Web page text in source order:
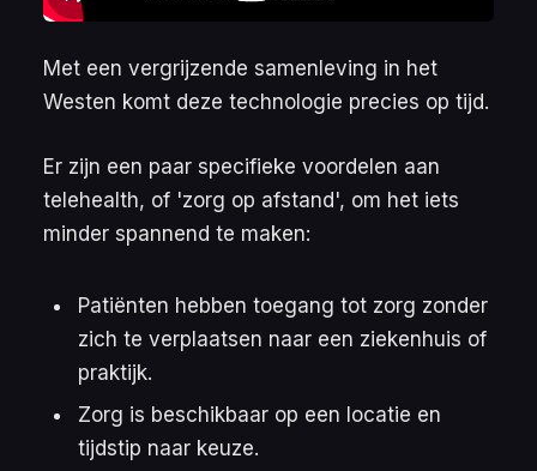
Met een vergrijzende samenleving in het
Westen komt deze technologie precies op tijd.
Er zijn een paar specifieke voordelen aan
telehealth, of 'zorg op afstand', om het iets
minder spannend te maken:
Patiënten hebben toegang tot zorg zonder
zich te verplaatsen naar een ziekenhuis of
praktijk.
Zorg is beschikbaar op een locatie en
tijdstip naar keuze.